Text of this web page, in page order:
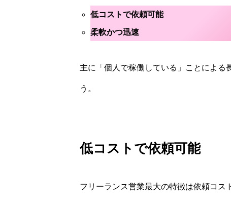
低コストで依頼可能
柔軟かつ迅速
主に「個人で稼働している」ことによる
う。
低コストで依頼可能
フリーランス営業最大の特徴は依頼コス